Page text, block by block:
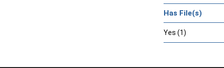
Has File(s)
Yes (1)